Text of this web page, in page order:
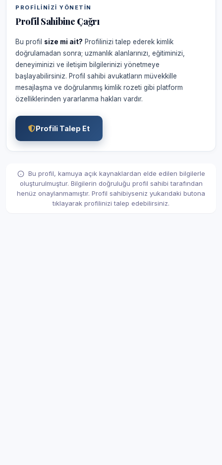
PROFILINIZI YÖNETIN
Profil Sahibine Çağrı
Bu profil size mi ait? Profilinizi talep ederek kimlik
doğrulamadan sonra; uzmanlık alanlarınızı, eğitiminizi,
deneyiminizi ve iletişim bilgilerinizi yönetmeye
başlayabilirsiniz. Profil sahibi avukatların müvekkille
mesajlaşma ve doğrulanmış kimlik rozeti gibi platform
özelliklerinden yararlanma hakları vardır.
Profili Talep Et
Bu profil, kamuya açık kaynaklardan elde edilen bilgilerle
oluşturulmuştur. Bilgilerin doğruluğu profil sahibi tarafından
henüz onaylanmamıştır. Profil sahibiyseniz yukarıdaki butona
tıklayarak profilinizi talep edebilirsiniz.